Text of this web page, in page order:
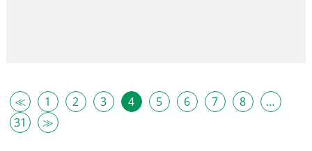
≪ 1 2 3 4 5 6 7 8
…
31
≫